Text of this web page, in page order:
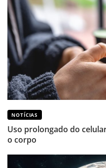
NOTÍCIAS
Uso prolongado do
o corpo